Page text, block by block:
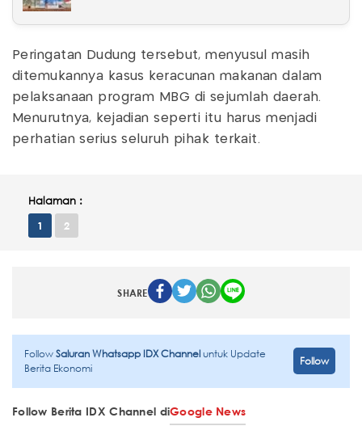
Peringatan Dudung tersebut, menyusul masih
ditemukannya kasus keracunan makanan dalam
pelaksanaan program MBG di sejumlah daerah.
Menurutnya, kejadian seperti itu harus menjadi
perhatian serius seluruh pihak terkait.
Halaman :
1 2
SHARE
FollowSaluran Whatsapp IDX Channeluntuk Update
Berita Ekonomi
Follow
Follow Berita IDX Channel diGoogle News